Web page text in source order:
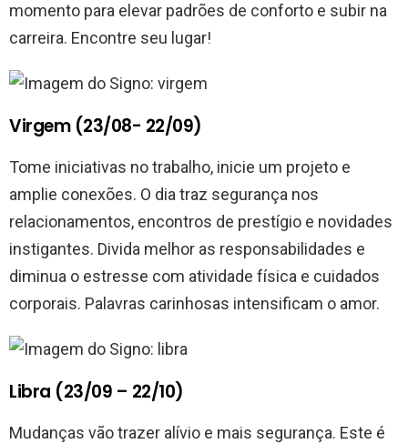
momento para elevar padrões de conforto e subir na
carreira. Encontre seu lugar!
Virgem (23/08- 22/09)
Tome iniciativas no trabalho, inicie um projeto e
amplie conexões. O dia traz segurança nos
relacionamentos, encontros de prestígio e novidades
instigantes. Divida melhor as responsabilidades e
diminua o estresse com atividade física e cuidados
corporais. Palavras carinhosas intensificam o amor.
Libra (23/09 – 22/10)
Mudanças vão trazer alívio e mais segurança. Este é